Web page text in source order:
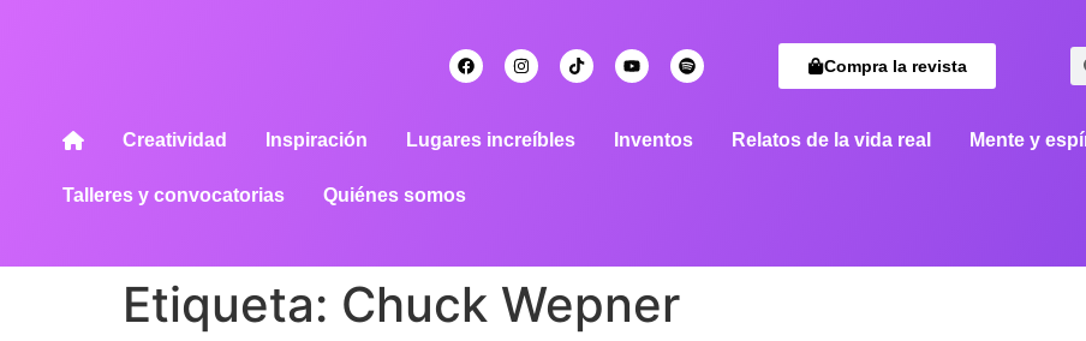
Compra la revista
Creatividad Inspiración Lugares increíbles Inventos Relatos de la vida real Mente y
Talleres y convocatorias Quiénes somos
Etiqueta: Chuck Wepner